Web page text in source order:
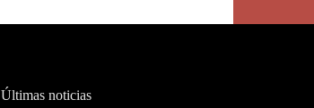
Últimas noticias